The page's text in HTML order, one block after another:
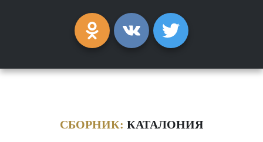
СБОРНИК: КАТАЛОНИЯ